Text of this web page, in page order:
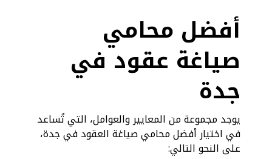
أفضل محامي
صياغة عقود في
جدة
يوجد مجموعة من المعايير والعوامل، التي تُساعد
في اختيار أفضل محامي صياغة العقود في جدة،
على النحو التالي: